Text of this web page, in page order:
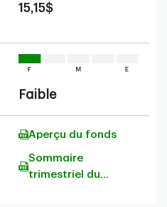
15,15$
Faible
Aperçu du fonds
Sommaire
trimestriel du